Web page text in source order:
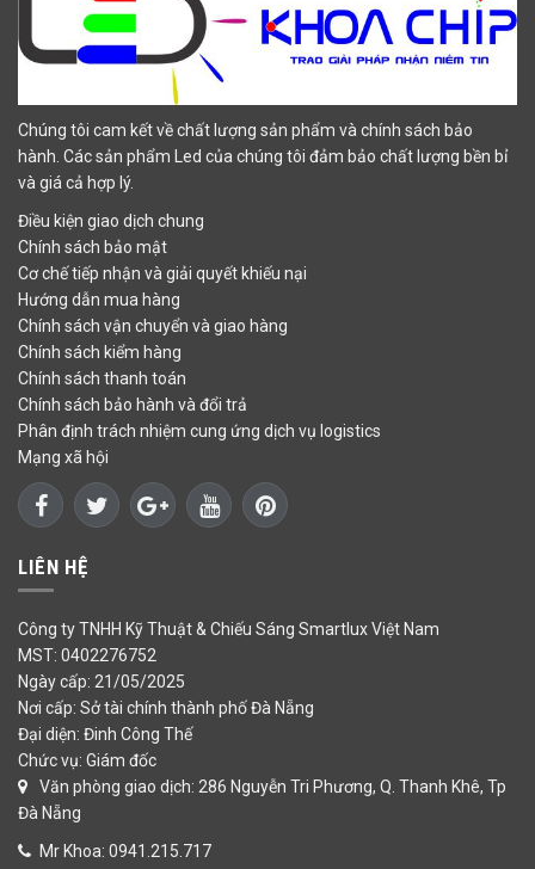
Chúng tôi cam kết về chất lượng sản phẩm và chính sách bảo
hành. Các sản phẩm Led của chúng tôi đảm bảo chất lượng bền bỉ
và giá cả hợp lý.
Điều kiện giao dịch chung
Chính sách bảo mật
Cơ chế tiếp nhận và giải quyết khiếu nại
Hướng dẫn mua hàng
Chính sách vận chuyển và giao hàng
Chính sách kiểm hàng
Chính sách thanh toán
Chính sách bảo hành và đổi trả
Phân định trách nhiệm cung ứng dịch vụ logistics
Mạng xã hội
LIÊN HỆ
Công ty TNHH Kỹ Thuật & Chiếu Sáng Smartlux Việt Nam
MST: 0402276752
Ngày cấp: 21/05/2025
Nơi cấp: Sở tài chính thành phố Đà Nẵng
Đại diện: Đinh Công Thế
Chức vụ: Giám đốc
Văn phòng giao dịch: 286 Nguyễn Tri Phương, Q. Thanh Khê, Tp
Đà Nẵng
Mr Khoa: 0941.215.717